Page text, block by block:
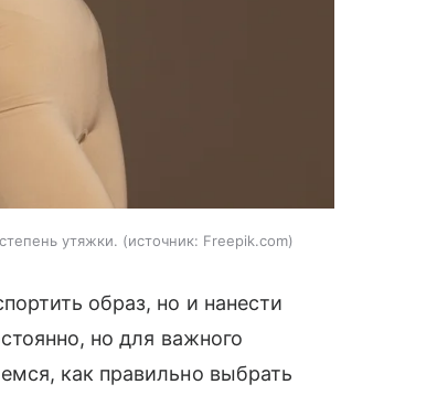
утяжки. источник: Freepik.com
образ, но и нанести
но для важного
как правильно выбрать